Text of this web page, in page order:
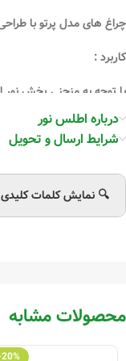
چراغ های مدل پرتو با طراحی
کاربرد :
با توجه به منحنی پخش نور
-بدنه‌ی قسمت خارجی از
– درجه حفاظت IP65 برای قسمت نوری چراغ
درباره اطلس نور
شرایط ارسال و تحویل
🔍 نمایش کلمات
محصولات مشابه